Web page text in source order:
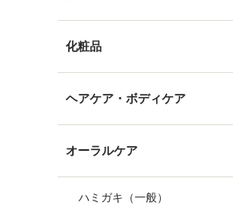
化粧品
ヘアケア・ボディケア
オーラルケア
ハミガキ（一般）